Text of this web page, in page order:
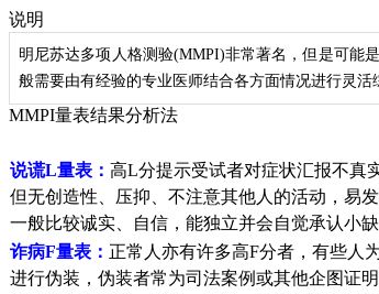
说明
明尼苏达多项人格测验(MMPI)非常著名，但是可能
般需要由有经验的专业医师结合各方面情况进行灵
MMPI量表结果分析法
说谎L量表： 高L分提示受试者对症状汇报不真
但无创造性、压抑、不注意其他人的活动，易
一般比较诚实、自信，能独立并会自觉承认小缺
诈病F量表： 正常人亦有许多高F分者，有些人
进行伪装，伪装者常为司法案例或其他企图证